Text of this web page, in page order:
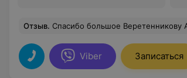
Отзыв. Спасибо большое Веретенникову Александру Викторовичу. Он вернул мне улыбку, а с ней и радость жизни. Он отличный стоматолог-
Viber Записаться